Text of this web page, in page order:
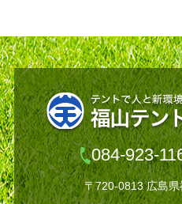
084-923-
〒720-0813 広島